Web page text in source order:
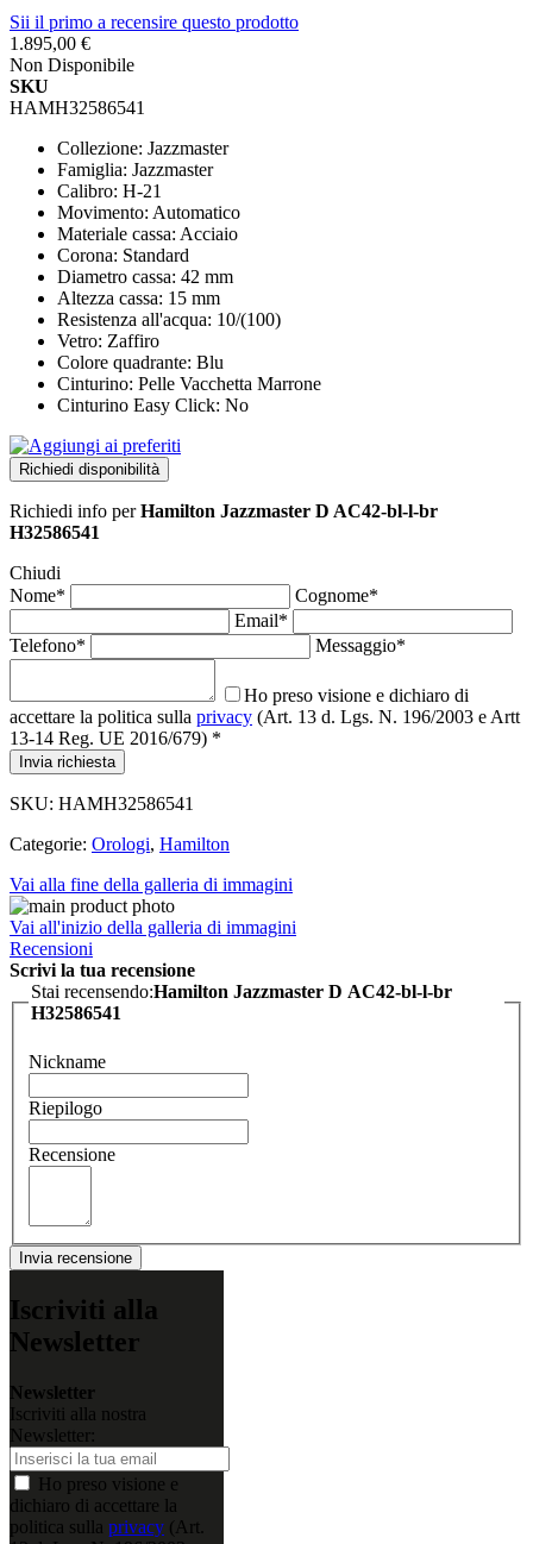
Sii il primo a recensire questo prodotto
1.895,00 €
Non Disponibile
SKU
HAMH32586541
Collezione: Jazzmaster
Famiglia: Jazzmaster
Calibro: H-21
Movimento: Automatico
Materiale cassa: Acciaio
Corona: Standard
Diametro cassa: 42 mm
Altezza cassa: 15 mm
Resistenza all'acqua: 10/(100)
Vetro: Zaffiro
Colore quadrante: Blu
Cinturino: Pelle Vacchetta Marrone
Cinturino Easy Click: No
Richiedi disponibilità
Richiedi info perHamilton Jazzmaster D AC42-bl-l-br
H32586541
Chiudi
Nome*
Cognome*
Email*
Telefono*
Messaggio*
Ho preso visione e dichiaro di
accettare la politica sulla privacy (Art. 13 d. Lgs. N. 196/2003 e Artt
13-14 Reg. UE 2016/679) *
Invia richiesta
SKU: HAMH32586541
Categorie: Orologi, Hamilton
Vai alla fine della galleria di immagini
Vai all'inizio della galleria di immagini
Recensioni
Scrivi la tua recensione
Stai recensendo:Hamilton Jazzmaster D AC42-bl-l-br
H32586541
Nickname
Riepilogo
Recensione
Invia recensione
Iscriviti alla
Newsletter
Newsletter
Iscriviti alla nostra
Newsletter:
Ho preso visione e
dichiaro di accettare la
politica sulla privacy (Art.